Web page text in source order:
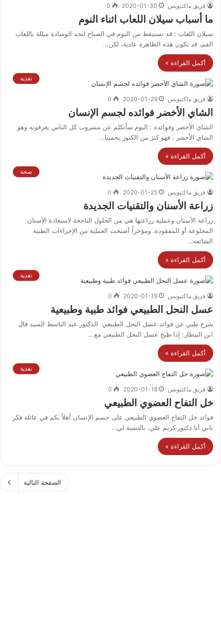
فريق ماكتيوبس 2020-01-30
0
ما أسباب سيلان اللعاب اثناء النوم
سيلان اللعاب : قد نستيقظ من النوم في الصباح لنجد الوسادة مبللة باللعاب
الفم، قد تكون هذه الظاهرة عادية، لكن…
أكمل القراءة »
تغذية
فريق ماكتيوبس 2020-01-29
0
الشاي الأخضر فوائده لجسم الإنسان
الشاي الأخضر وفوائده : اليوم سأتكلم عن مشروب كل الناس يعرفونه وهو
الشاي الأخضر ، فهو كنز من الكنوز يحمينا…
أكمل القراءة »
صحة
فريق ماكتيوبس 2020-01-25
0
زراعة الأسنان والتقنيات الجديدة
زراعة الأسنان وعملية زراعتها هي من الحلول الناجحة لاستعادة الأسنان
المخلوعة أو المفقودة، ومؤخراً أصبحت العملية من الإجراءات الطبية
الشائعة…
أكمل القراءة »
تغذية
فريق ماكتيوبس 2020-01-19
0
عسل النحل الطبيعي فوائد طبية وطبيعية
شرح طبي عن فوائد عسل النحل الطبيعي الدكتور عبد الباسط السيد قال
ابن البيطار: إذا طبخ عسل النحل الطبيعي مع…
أكمل القراءة »
تغذية
فريق ماكتيوبس 2020-01-18
0
خل التفاح العضوي الطبيعي
فوائد خل التفاح العضوي الطبيعي على جسم الإنسان أهلاً بكم في عائلة فكر
تاني أنا دكتور كريم علي، بالنسبة لي…
أكمل القراءة »
الصفحة التالية